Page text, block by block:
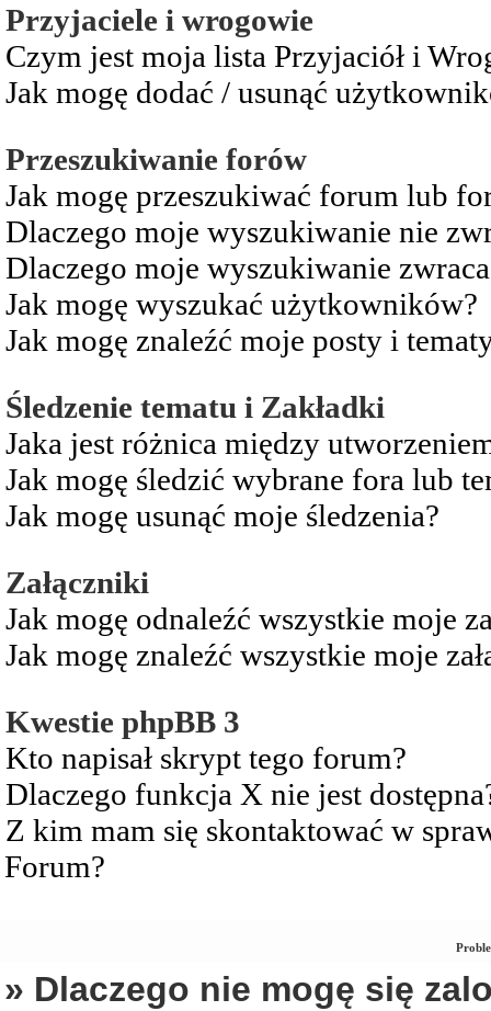
Przyjaciele i wrogowie
Czym jest moja lista Przyjaciół i
Jak mogę dodać / usunąć
Przeszukiwanie forów
Jak mogę przeszukiwać forum lub
Dlaczego moje wyszukiwanie nie
Dlaczego moje wyszukiwanie
Jak mogę wyszukać użytkowników?
Jak mogę znaleźć moje posty i
Śledzenie tematu i Zakładki
Jaka jest różnica między
Jak mogę śledzić wybrane fora lub
Jak mogę usunąć moje śledzenia?
Załączniki
Jak mogę odnaleźć wszystkie moje
Jak mogę znaleźć wszystkie moje
Kwestie phpBB 3
Kto napisał skrypt tego forum?
Dlaczego funkcja X nie jest
Z kim mam się skontaktować w
Forum?
» Dlaczego nie mogę się